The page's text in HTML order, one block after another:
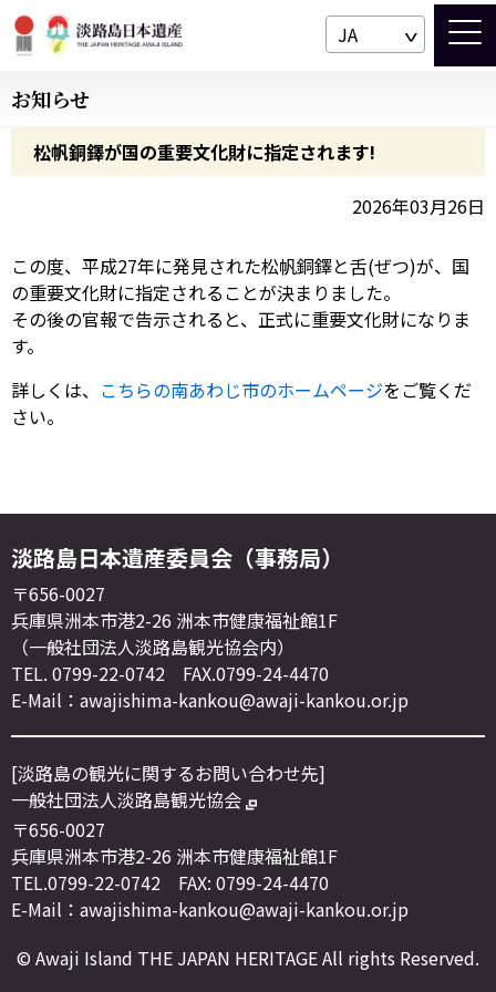
JA
お知らせ
松帆銅鐸が国の重要文化財に指定されます!
2026年03月26日
この度、平成27年に発見された松帆銅鐸と舌(ぜつ)が、国
の重要文化財に指定されることが決まりました。
その後の官報で告示されると、正式に重要文化財になりま
す。
詳しくは、 こちらの南あわじ市のホームページをご覧くだ
さい。
淡路島日本遺産委員会（事務局）
〒656-0027
兵庫県洲本市港2-26 洲本市健康福祉館1F
（一般社団法人淡路島観光協会内）
TEL. 0799-22-0742 FAX.0799-24-4470
E-Mail：awajishima-kankou@awaji-kankou.or.jp
[淡路島の観光に関するお問い合わせ先]
一般社団法人淡路島観光協会
〒656-0027
兵庫県洲本市港2-26 洲本市健康福祉館1F
TEL.0799-22-0742 FAX: 0799-24-4470
E-Mail：awajishima-kankou@awaji-kankou.or.jp
© Awaji Island THE JAPAN HERITAGE All rights Reserved.